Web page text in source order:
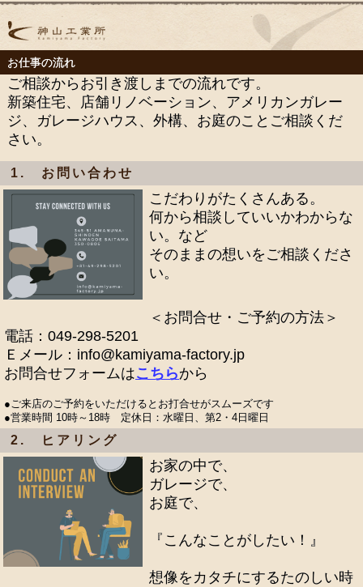
お仕事の流れ
ご相談からお引き渡しまでの流れです。
新築住宅、店舗リノベーション、アメリカンガレー
ジ、ガレージハウス、外構、お庭のことご相談くだ
さい。
1. お問い合わせ
こだわりがたくさんある。
何から相談していいかわからな
い。など
そのままの想いをご相談くださ
い。
＜お問合せ・ご予約の方法＞
電話：049-298-5201
Ｅメール：info@kamiyama-factory.jp
お問合せフォームはこちらから
●ご来店のご予約をいただけるとお打合せがスムーズです
●営業時間 10時～18時 定休日：水曜日、第2・4日曜日
2. ヒアリング
お家の中で、
ガレージで、
お庭で、
『こんなことがしたい！』
想像をカタチにするたのしい時